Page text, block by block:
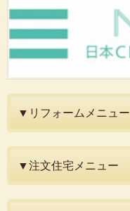
▼リフォームメニュー
▼注文住宅メニュー